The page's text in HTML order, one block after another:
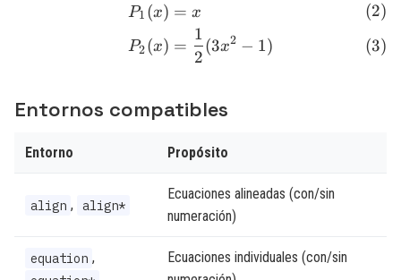
P1 (x)
P2(x)
= x
=
2
1
(3x2 − 1)
Entornos compatibles
Entorno Propósito
align , align*
Ecuaciones alineadas (con/sin
numeración)
equation ,
Ecuaciones individuales (con/sin